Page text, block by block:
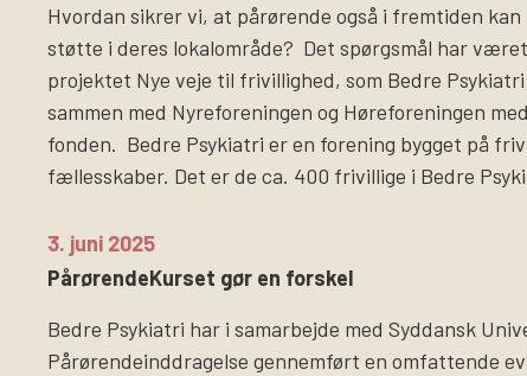
Hvordan sikrer vi, at pårørende også i fremtiden
støtte i deres lokalområde? Det spørgsmål har
projektet Nye veje til frivillighed, som Bedre
sammen med Nyreforeningen og Høreforeningen
fonden. Bedre Psykiatri er en forening bygget på
fællesskaber. Det er de ca. 400 frivillige i Bedre
3. juni 2025
PårørendeKurset gør en forskel
Bedre Psykiatri har i samarbejde med Syddansk
Pårørendeinddragelse gennemført en omfattende